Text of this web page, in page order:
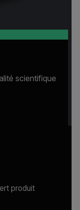
scientifique
produit